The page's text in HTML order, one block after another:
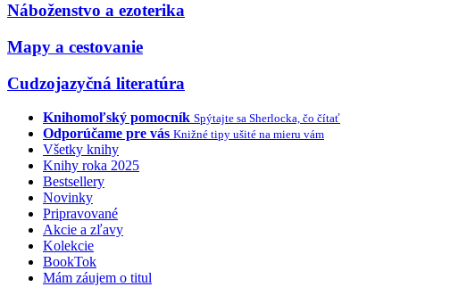
Náboženstvo a ezoterika
Mapy a cestovanie
Cudzojazyčná literatúra
Knihomoľský pomocník Spýtajte sa Sherlocka, čo čítať
Odporúčame pre vás Knižné tipy ušité na mieru vám
Všetky knihy
Knihy roka 2025
Bestsellery
Novinky
Pripravované
Akcie a zľavy
Kolekcie
BookTok
Mám záujem o titul